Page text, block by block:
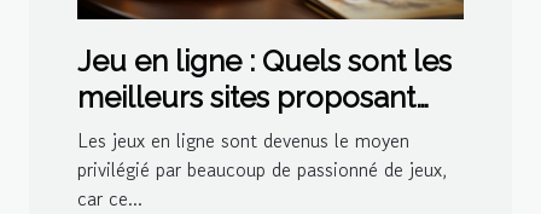
Jeu en ligne : Quels sont les
meilleurs sites proposant
des jeux de belote ?
Les jeux en ligne sont devenus le moyen
privilégié par beaucoup de passionné de jeux,
car ce...